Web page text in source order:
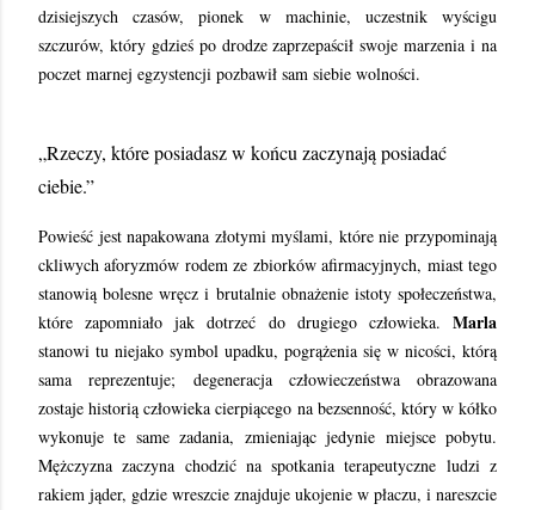
dzisiejszych czasów, pionek w machinie, uczestnik wyścigu
szczurów, który gdzieś po drodze zaprzepaścił swoje marzenia i na
poczet marnej egzystencji pozbawił sam siebie wolności.
„Rzeczy, które posiadasz w końcu zaczynają posiadać
ciebie.”
Powieść jest napakowana złotymi myślami, które nie przypominają
ckliwych aforyzmów rodem ze zbiorków afirmacyjnych, miast tego
stanowią bolesne wręcz i brutalnie obnażenie istoty społeczeństwa,
które zapomniało jak dotrzeć do drugiego człowieka. Marla
stanowi tu niejako symbol upadku, pogrążenia się w nicości, którą
sama reprezentuje; degeneracja człowieczeństwa obrazowana
zostaje historią człowieka cierpiącego na bezsenność, który w kółko
wykonuje te same zadania, zmieniając jedynie miejsce pobytu.
Mężczyzna zaczyna chodzić na spotkania terapeutyczne ludzi z
rakiem jąder, gdzie wreszcie znajduje ukojenie w płaczu, i nareszcie